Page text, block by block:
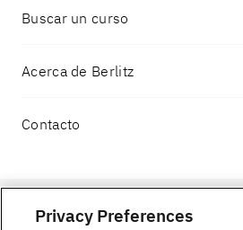
Buscar un curso
Acerca de Berlitz
Contacto
Términos de uso
Privacy Preferences